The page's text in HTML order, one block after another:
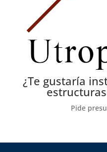
¿Te gustaría
Pide